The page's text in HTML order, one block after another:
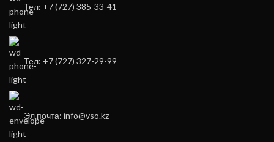
Тел: +7 (727) 385-33-41
Тел: +7 (727) 327-29-99
Эл.почта: info@vso.kz